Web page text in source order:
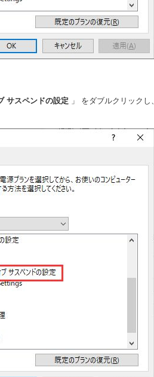
サスペンドの設定 」 をダブルクリックし、